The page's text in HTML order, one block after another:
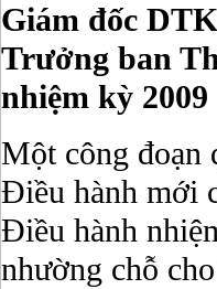
Giám đốc
Trưởng ban
nhiệm kỳ 2009
Một công đoạn
Điều hành mới
Điều hành
nhường chỗ